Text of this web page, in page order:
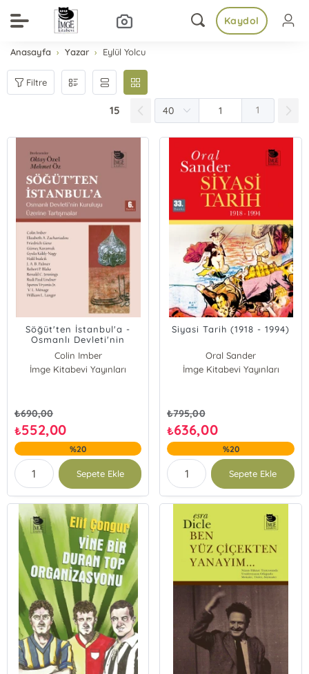
Kaydol
Anasayfa Yazar Eylül Yolcu
Filtre
15 1
Söğüt'ten İstanbul'a -
Osmanlı Devleti'nin
Kuruluşu Üzerine
Tartışmalar
Colin Imber
Elizabeth A. Zachariadou
Rudi Paul Lindner
Friedrich Giese
Gümeç Karamuk
Gyula Káldy-Nagy
J. A. B. Palmer
Robert P. Blake
Speros Vryonis Jr.
Victor Louis Ménage
William L. Langer
İmge Kitabevi Yayınları
₺690,00
₺552,00
%20
Sepete Ekle
Siyasi Tarih (1918 - 1994)
Oral Sander
İmge Kitabevi Yayınları
₺795,00
₺636,00
%20
Sepete Ekle